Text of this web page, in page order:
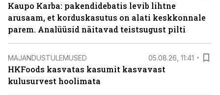
Kaupo Karba: pakendidebatis levib lihtne
arusaam, et korduskasutus on alati keskkonnale
parem. Analüüsid näitavad teistsugust pilti
MAJANDUSTULEMUSED 05.08.26, 11:41
HKFoods kasvatas kasumit kasvavast
kulusurvest hoolimata